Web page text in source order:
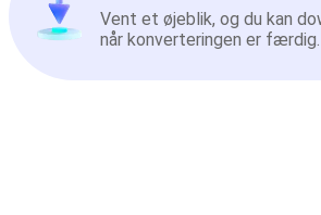
Vent et øjeblik, og du kan
når konverteringen er færdig.